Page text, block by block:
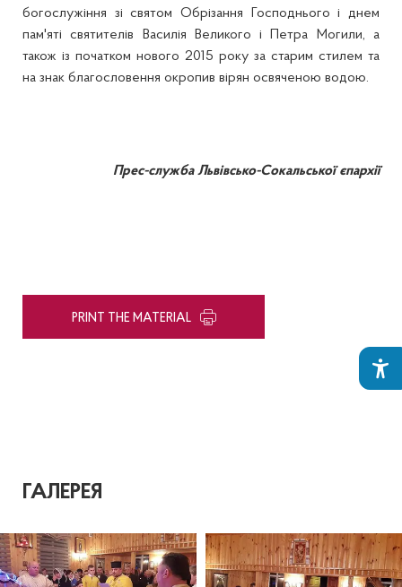
богослужіння зі святом Обрізання Господнього і днем
пам'яті святителів Василія Великого і Петра Могили, а
також із початком нового 2015 року за старим стилем та
на знак благословення окропив вірян освяченою водою.
Прес-служба Львівсько-Сокальської єпархії
PRINT THE MATERIAL
ГАЛЕРЕЯ